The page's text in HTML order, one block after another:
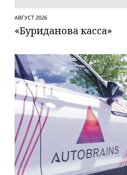
АВГУСТ 2026
«Буриданова касса»